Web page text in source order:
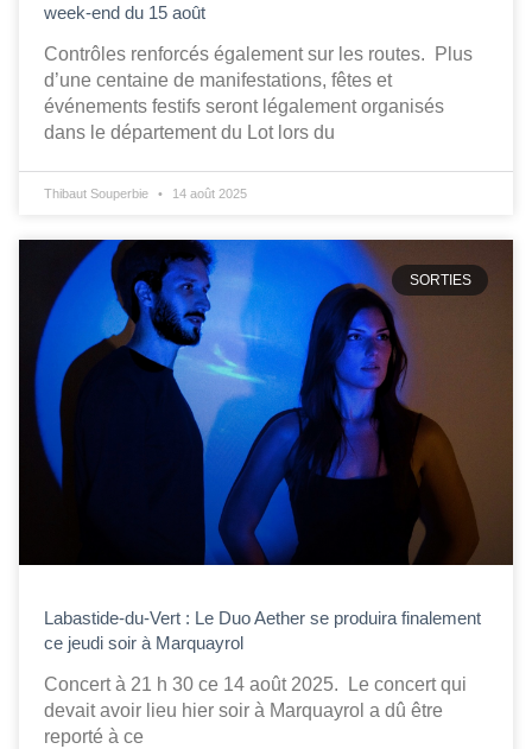
week-end du 15 août
Contrôles renforcés également sur les routes. Plus
d’une centaine de manifestations, fêtes et
événements festifs seront légalement organisés
dans le département du Lot lors du
Thibaut Souperbie 14 août 2025
SORTIES
Labastide-du-Vert : Le Duo Aether se produira finalement
ce jeudi soir à Marquayrol
Concert à 21 h 30 ce 14 août 2025. Le concert qui
devait avoir lieu hier soir à Marquayrol a dû être
reporté à ce